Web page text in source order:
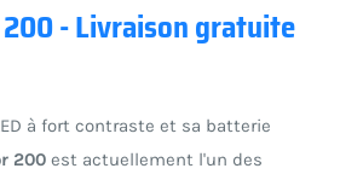
- Livraison gratuite
à fort contraste et sa batterie
200 est actuellement l'un des